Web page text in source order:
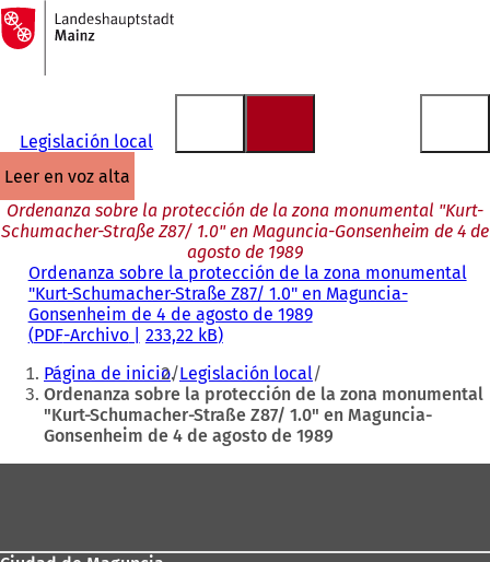
Saltar al contenido
A
la
página
Legislación local
leer en voz alta
Ordenanza sobre la protección de la zona monumental "Kurt-
Schumacher-Straße Z87/ 1.0" en Maguncia-Gonsenheim de 4 de
agosto de 1989
Ordenanza sobre la protección de la zona monumental
"Kurt-Schumacher-Straße Z87/ 1.0" en Maguncia-
Gonsenheim de 4 de agosto de 1989
PDF-Archivo 233,22 kB
Estás
aquí:
Página de inicio Legislación local
Ordenanza sobre la protección de la zona monumental
"Kurt-Schumacher-Straße Z87/ 1.0" en Maguncia-
Gonsenheim de 4 de agosto de 1989